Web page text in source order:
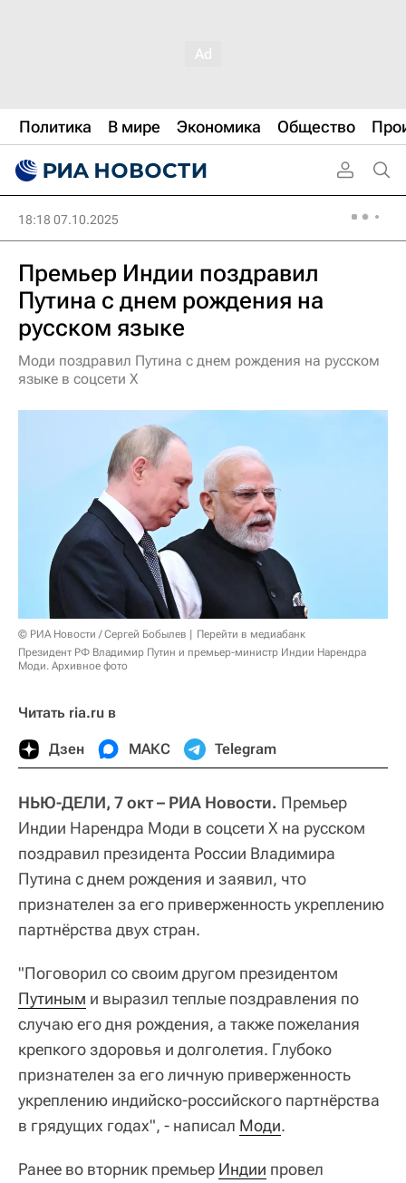
Политика В мире Экономика Общество
18:18 07.10.2025
Премьер Индии поздравил
Путина с днем рождения на
русском языке
Моди поздравил Путина с днем рождения на русском
языке в соцсети X
© РИА Новости / Сергей Бобылев
Перейти в медиабанк
Президент РФ Владимир Путин и премьер-министр Индии Нарендра
Моди. Архивное фото
Читать ria.ru в
Дзен МАКС Telegram
НЬЮ-ДЕЛИ, 7 окт – РИА Новости. Премьер
Индии Нарендра Моди в соцсети X на русском
поздравил президента России Владимира
Путина с днем рождения и заявил, что
признателен за его приверженность укреплению
партнёрства двух стран.
"Поговорил со своим другом президентом
Путиным и выразил теплые поздравления по
случаю его дня рождения, а также пожелания
крепкого здоровья и долголетия. Глубоко
признателен за его личную приверженность
укреплению индийско-российского партнёрства
в грядущих годах", - написал Моди.
Ранее во вторник премьер Индии провел